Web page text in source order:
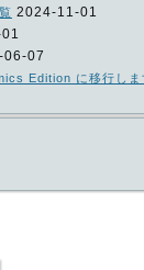
2024-11-01
06-07
Edition に移行しま